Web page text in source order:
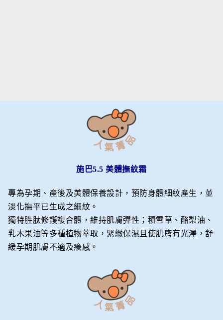
施巴5.5 美體撫紋霜
專為孕期、產後及美體保養設計，預防身體細紋產生，並
淡化撫平已生成之細紋。
獨特胜肽修護複合體，維持肌膚彈性；積雪草、酪梨油、
乳木果油等多種植物萃取，緊緻保濕且使肌膚有光澤，舒
緩孕期肌膚不適及癢感。